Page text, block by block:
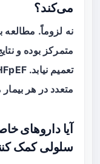
می‌کند؟
نه لزوماً. مطالعه
متمرکز بوده و
متعدد در هر
آیا داروهای
سلولی کمک